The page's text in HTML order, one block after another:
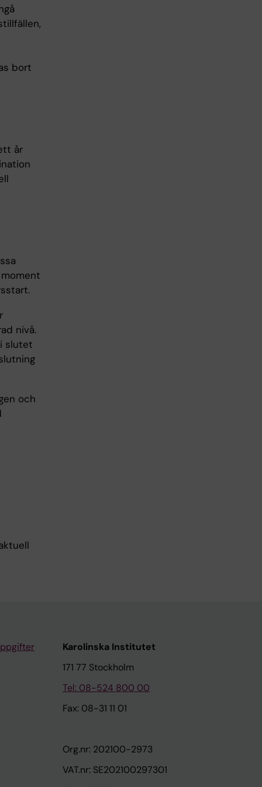
bort
år
nivå.
slutet
och
Karolinska Institutet
171 77 Stockholm
Tel: 08-524 800 00
Fax: 08-31 11 01
Org.nr: 202100-2973
VAT.nr: SE202100297301